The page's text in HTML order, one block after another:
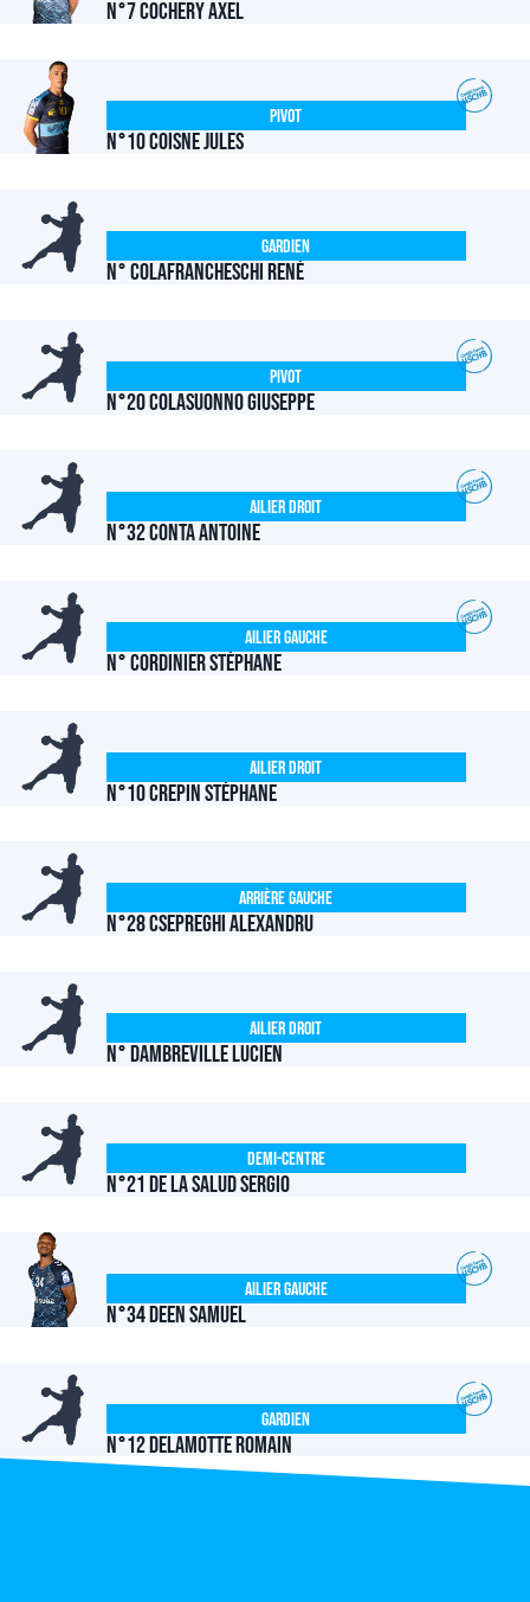
N°7 COCHERY Axel
N°10 COISNE Jules
Pivot
N° COLAFRANCHESCHI René
Gardien
N°20 COLASUONNO Giuseppe
Pivot
N°32 CONTA Antoine
Ailier Droit
N° CORDINIER Stéphane
Ailier Gauche
N°10 CREPIN Stéphane
Ailier Droit
N°28 CSEPREGHI Alexandru
Arrière Gauche
N° DAMBREVILLE Lucien
Ailier Droit
N°21 DE LA SALUD Sergio
Demi-centre
N°34 DEEN Samuel
Ailier Gauche
N°12 DELAMOTTE Romain
Gardien